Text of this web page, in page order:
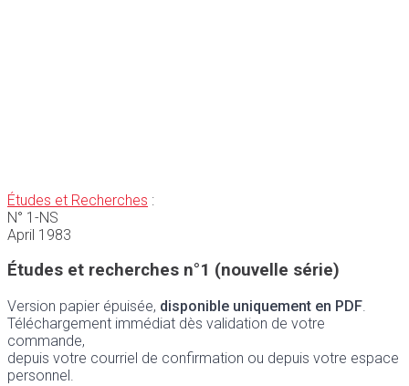
Études et Recherches :
N° 1-NS
April 1983
Études et recherches n°1 (nouvelle série)
Version papier épuisée, disponible uniquement en PDF.
Téléchargement immédiat dès validation de votre
commande,
depuis votre courriel de confirmation ou depuis votre espace
personnel.